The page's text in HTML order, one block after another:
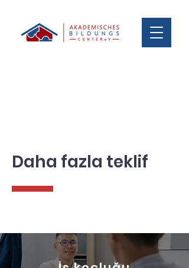
Daha fazla teklif